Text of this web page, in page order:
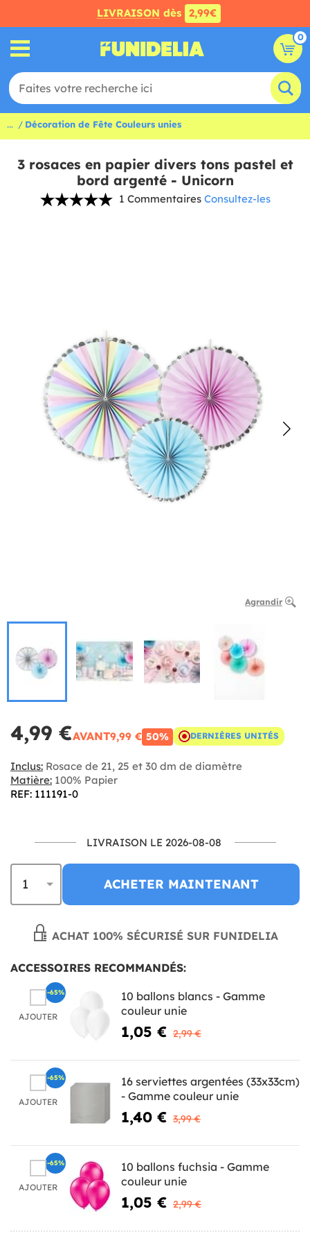
LIVRAISON dès 2,99€
0
... Décoration de Fête Couleurs unies
3 rosaces en papier divers tons pastel et
bord argenté - Unicorn
1 Commentaires Consultez-les
Agrandir
4,99 €AVANT9,99 € 50% DERNIÈRES UNITÉS
Inclus: Rosace de 21, 25 et 30 dm de diamètre
Matière: 100% Papier
REF: 111191-0
LIVRAISON LE 2026-08-08
ACHETER MAINTENANT
ACHAT 100% SÉCURISÉ SUR FUNIDELIA
ACCESSOIRES RECOMMANDÉS:
AJOUTER
10 ballons blancs - Gamme
couleur unie
1,05 € 2,99 €
-65%
AJOUTER
16 serviettes argentées (33x33cm)
- Gamme couleur unie
1,40 € 3,99 €
-65%
AJOUTER
10 ballons fuchsia - Gamme
couleur unie
1,05 € 2,99 €
-65%